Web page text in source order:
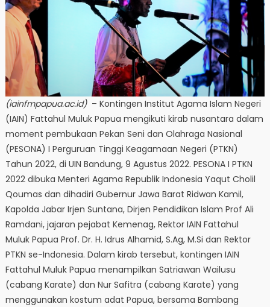
(iainfmpapua.ac.id)– Kontingen Institut Agama Islam Negeri
(IAIN) Fattahul Muluk Papua mengikuti kirab nusantara dalam
moment pembukaan Pekan Seni dan Olahraga Nasional
(PESONA) I Perguruan Tinggi Keagamaan Negeri (PTKN)
Tahun 2022, di UIN Bandung, 9 Agustus 2022. PESONA I PTKN
2022 dibuka Menteri Agama Republik Indonesia Yaqut Cholil
Qoumas dan dihadiri Gubernur Jawa Barat Ridwan Kamil,
Kapolda Jabar Irjen Suntana, Dirjen Pendidikan Islam Prof Ali
Ramdani, jajaran pejabat Kemenag, Rektor IAIN Fattahul
Muluk Papua Prof. Dr. H. Idrus Alhamid, S.Ag, M.Si dan Rektor
PTKN se-Indonesia. Dalam kirab tersebut, kontingen IAIN
Fattahul Muluk Papua menampilkan Satriawan Wailusu
(cabang Karate) dan Nur Safitra (cabang Karate) yang
menggunakan kostum adat Papua, bersama Bambang